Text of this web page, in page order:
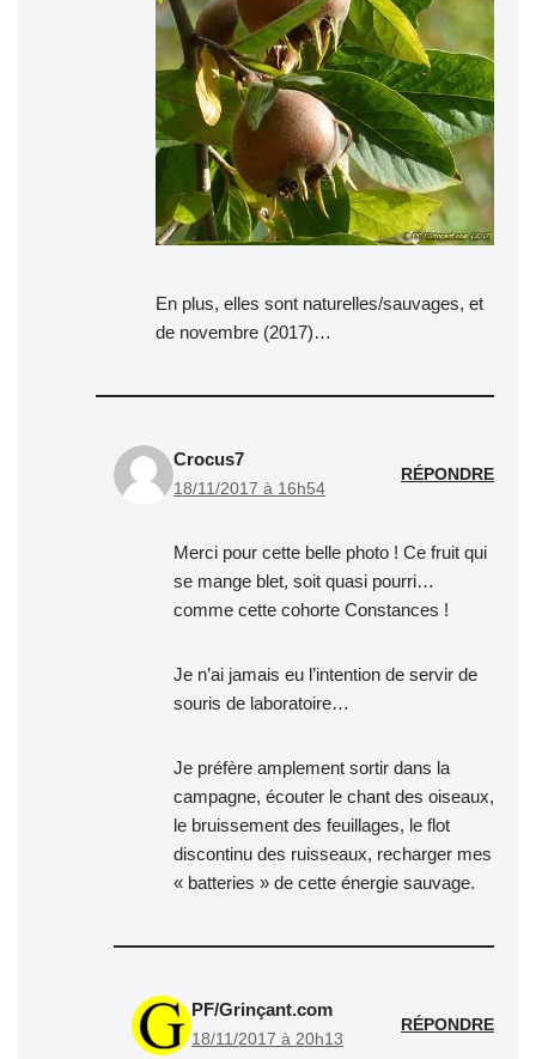
En plus, elles sont naturelles/sauvages, et
de novembre (2017)…
Crocus7
18/11/2017 à 16h54
RÉPONDRE
Merci pour cette belle photo ! Ce fruit qui
se mange blet, soit quasi pourri…
comme cette cohorte Constances !
Je n’ai jamais eu l’intention de servir de
souris de laboratoire…
Je préfère amplement sortir dans la
campagne, écouter le chant des oiseaux,
le bruissement des feuillages, le flot
discontinu des ruisseaux, recharger mes
« batteries » de cette énergie sauvage.
PF/Grinçant.com
18/11/2017 à 20h13
RÉPONDRE